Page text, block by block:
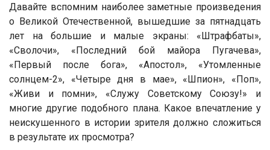
Давайте вспомним наиболее заметные произведения
о Великой Отечественной, вышедшие за пятнадцать
лет на большие и малые экраны: «Штрафбаты»,
«Сволочи», «Последний бой майора Пугачева»,
«Первый после бога», «Апостол», «Утомленные
солнцем-2», «Четыре дня в мае», «Шпион», «Поп»,
«Живи и помни», «Служу Советскому Союзу!» и
многие другие подобного плана. Какое впечатление у
неискушенного в истории зрителя должно сложиться
в результате их просмотра?